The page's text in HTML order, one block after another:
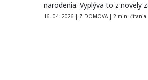
narodenia. Vyplýva to z novely
16. 04. 2026 | Z DOMOVA | 2 min. čítania